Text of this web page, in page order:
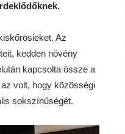
Az
kedden növény
kapcsolta össze a
volt, hogy közösségi
sokszínűségét.